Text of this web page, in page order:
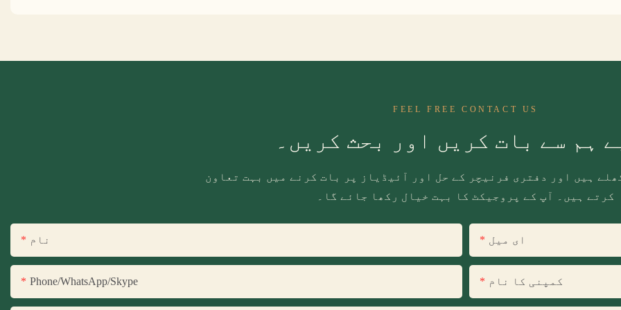
FEEL FREE CONTACT US
ہم سے بات کریں اور بحث کریں۔
ہیں اور دفتری فرنیچر کے حل اور آئیڈیاز پر بات کرنے میں بہت تعاون
کرتے ہیں۔ آپ کے پروجیکٹ کا بہت خیال رکھا جائے گا۔
نام ای میل
Phone/WhatsApp/Skype کمپنی کا نام